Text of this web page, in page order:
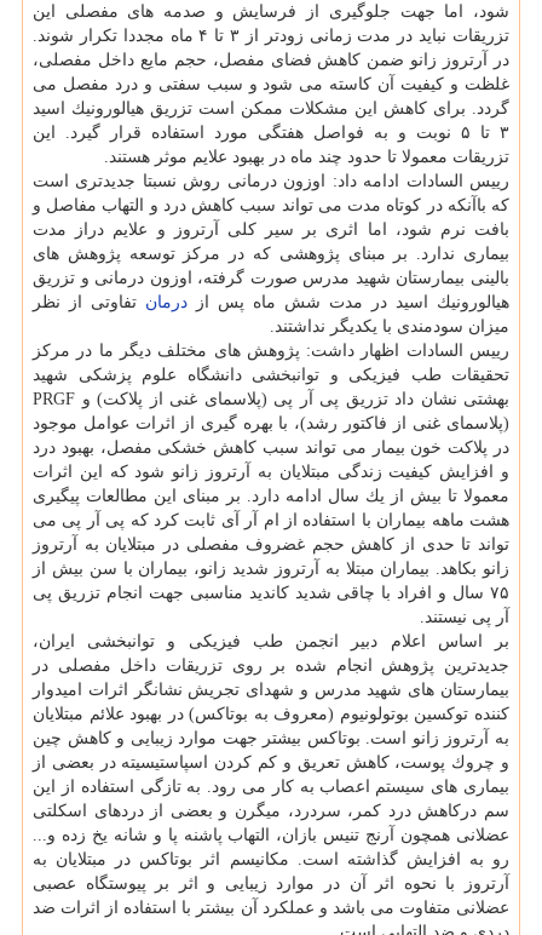
شود، اما جهت جلوگیری از فرسایش و صدمه های مفصلی این
تزریقات نباید در مدت زمانی زودتر از ۳ تا ۴ ماه مجددا تكرار شوند.
در آرتروز زانو ضمن كاهش فضای مفصل، حجم مایع داخل مفصلی،
غلظت و كیفیت آن كاسته می شود و سبب سفتی و درد مفصل می
گردد. برای كاهش این مشكلات ممكن است تزریق هیالورونیك اسید
۳ تا ۵ نوبت و به فواصل هفتگی مورد استفاده قرار گیرد. این
تزریقات معمولا تا حدود چند ماه در بهبود علایم موثر هستند.
رییس السادات ادامه داد: اوزون درمانی روش نسبتا جدیدتری است
كه باآنكه در كوتاه مدت می تواند سبب كاهش درد و التهاب مفاصل و
بافت نرم شود، اما اثری بر سیر كلی آرتروز و علایم دراز مدت
بیماری ندارد. بر مبنای پژوهشی كه در مركز توسعه پژوهش های
بالینی بیمارستان شهید مدرس صورت گرفته، اوزون درمانی و تزریق
هیالورونیك اسید در مدت شش ماه پس از درمان تفاوتی از نظر
میزان سودمندی با یكدیگر نداشتند.
رییس السادات اظهار داشت: پژوهش های مختلف دیگر ما در مركز
تحقیقات طب فیزیكی و توانبخشی دانشگاه علوم پزشكی شهید
بهشتی نشان داد تزریق پی آر پی (پلاسمای غنی از پلاكت) و PRGF
(پلاسمای غنی از فاكتور رشد)، با بهره گیری از اثرات عوامل موجود
در پلاكت خون بیمار می تواند سبب كاهش خشكی مفصل، بهبود درد
و افزایش كیفیت زندگی مبتلایان به آرتروز زانو شود كه این اثرات
معمولا تا بیش از یك سال ادامه دارد. بر مبنای این مطالعات پیگیری
هشت ماهه بیماران با استفاده از ام آر آی ثابت كرد كه پی آر پی می
تواند تا حدی از كاهش حجم غضروف مفصلی در مبتلایان به آرتروز
زانو بكاهد. بیماران مبتلا به آرتروز شدید زانو، بیماران با سن بیش از
۷۵ سال و افراد با چاقی شدید كاندید مناسبی جهت انجام تزریق پی
آر پی نیستند.
بر اساس اعلام دبیر انجمن طب فیزیكی و توانبخشی ایران،
جدیدترین پژوهش انجام شده بر روی تزریقات داخل مفصلی در
بیمارستان های شهید مدرس و شهدای تجریش نشانگر اثرات امیدوار
كننده توكسین بوتولونیوم (معروف به بوتاكس) در بهبود علائم مبتلایان
به آرتروز زانو است. بوتاكس بیشتر جهت موارد زیبایی و كاهش چین
و چروك پوست، كاهش تعریق و كم كردن اسپاستیسیته در بعضی از
بیماری های سیستم اعصاب به كار می رود. به تازگی استفاده از این
سم دركاهش درد كمر، سردرد، میگرن و بعضی از دردهای اسكلتی
عضلانی همچون آرنج تنیس بازان، التهاب پاشنه پا و شانه یخ زده و...
رو به افزایش گذاشته است. مكانیسم اثر بوتاكس در مبتلایان به
آرتروز با نحوه اثر آن در موارد زیبایی و اثر بر پیوستگاه عصبی
عضلانی متفاوت می باشد و عملكرد آن بیشتر با استفاده از اثرات ضد
دردی و ضد التهابی است.